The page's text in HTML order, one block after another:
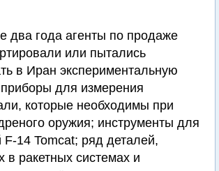
два года агенты по продаже
или пытались
в Иран экспериментальную
приборы для измерения
которые необходимы при
оружия; инструменты для
F-14 Tomcat; ряд деталей,
в ракетных системах и